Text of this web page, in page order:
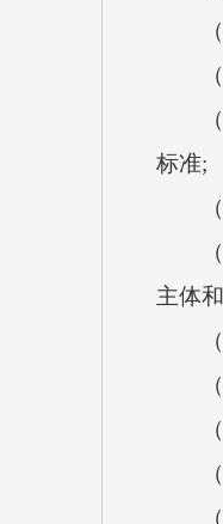
（
（1
（2
标准;
（3
（4
主体
（5
（6
（7
（8
（9